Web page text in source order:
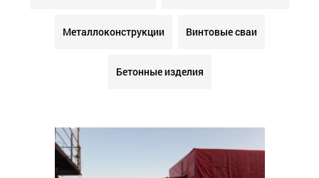
Металлоконструкции Винтовые сваи
Бетонные изделия